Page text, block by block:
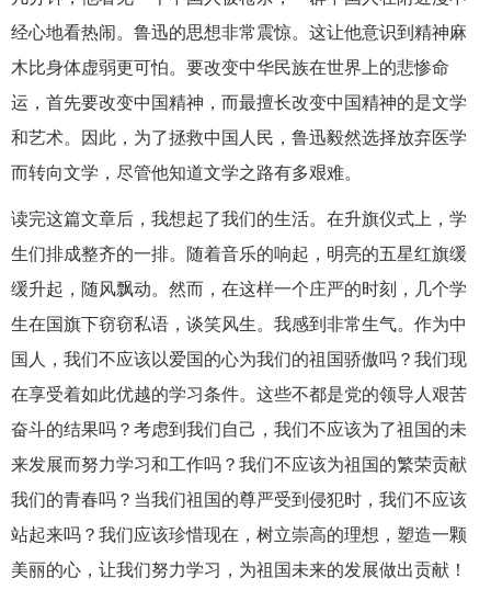
经心地看热闹。鲁迅的思想非常震惊。这让他意识到精神麻
木比身体虚弱更可怕。要改变中华民族在世界上的悲惨命
运，首先要改变中国精神，而最擅长改变中国精神的是文学
和艺术。因此，为了拯救中国人民，鲁迅毅然选择放弃医学
而转向文学，尽管他知道文学之路有多艰难。
读完这篇文章后，我想起了我们的生活。在升旗仪式上，学
生们排成整齐的一排。随着音乐的响起，明亮的五星红旗缓
缓升起，随风飘动。然而，在这样一个庄严的时刻，几个学
生在国旗下窃窃私语，谈笑风生。我感到非常生气。作为中
国人，我们不应该以爱国的心为我们的祖国骄傲吗？我们现
在享受着如此优越的学习条件。这些不都是党的领导人艰苦
奋斗的结果吗？考虑到我们自己，我们不应该为了祖国的未
来发展而努力学习和工作吗？我们不应该为祖国的繁荣贡献
我们的青春吗？当我们祖国的尊严受到侵犯时，我们不应该
站起来吗？我们应该珍惜现在，树立崇高的理想，塑造一颗
美丽的心，让我们努力学习，为祖国未来的发展做出贡献！